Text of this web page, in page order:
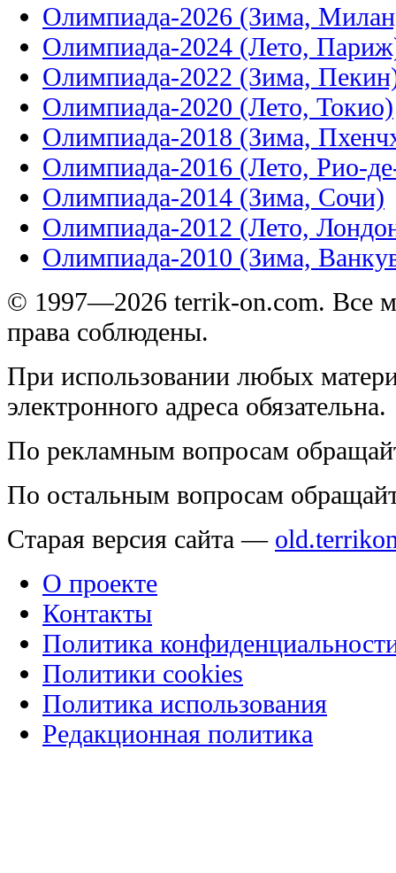
Олимпиада-2026 (Зима,
Олимпиада-2024 (Лето,
Олимпиада-2022 (Зима,
Олимпиада-2020 (Лето, Токио)
Олимпиада-2018 (Зима,
Олимпиада-2016 (Лето, Рио-
Олимпиада-2014 (Зима, Сочи)
Олимпиада-2012 (Лето,
Олимпиада-2010 (Зима,
© 1997—2026 terrik-on.com. Все
права соблюдены.
При использовании любых
электронного адреса обязательна.
По рекламным вопросам
По остальным вопросам
Старая версия сайта —
О проекте
Контакты
Политика
Политики cookies
Политика использования
Редакционная политика